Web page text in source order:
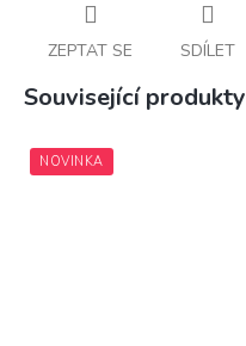
ZEPTAT SE SDÍLET
Související produkty
NOVINKA